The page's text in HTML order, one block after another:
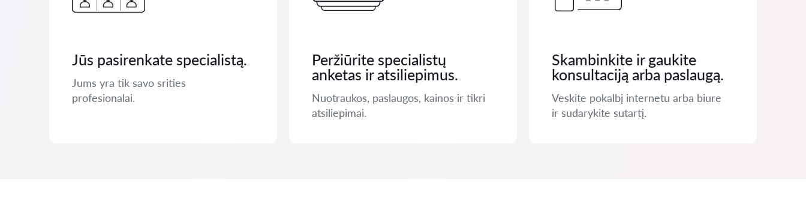
Jūs pasirenkate specialistą.
Jums yra tik savo srities
profesionalai.
Peržiūrite specialistų
anketas ir atsiliepimus.
Nuotraukos, paslaugos, kainos ir tikri
atsiliepimai.
Skambinkite ir gaukite
konsultaciją arba paslaugą.
Veskite pokalbį internetu arba biure
ir sudarykite sutartį.